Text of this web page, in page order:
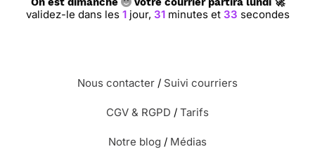
validez-le dans les 1 jour, 31 minutes et 32 secondes
Nous contacter / Suivi courriers
CGV & RGPD / Tarifs
Notre blog / Médias